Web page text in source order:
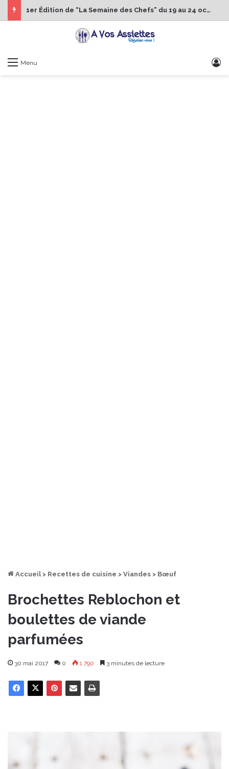
1er Édition de “La Semaine des Chefs” du 19 au 24 octobre 2026
Menu
Accueil > Recettes de cuisine > Viandes > Bœuf
Brochettes Reblochon et
boulettes de viande
parfumées
30 mai 2017 0 1 790 3 minutes de lecture